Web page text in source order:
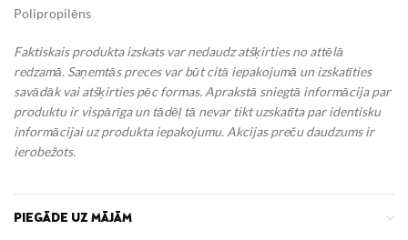
Polipropilēns
Faktiskais produkta izskats var nedaudz atšķirties no attēlā
redzamā. Saņemtās preces var būt citā iepakojumā un izskatīties
savādāk vai atšķirties pēc formas. Aprakstā sniegtā informācija par
produktu ir vispārīga un tādēļ tā nevar tikt uzskatīta par identisku
informācijai uz produkta iepakojumu. Akcijas preču daudzums ir
ierobežots.
PIEGĀDE UZ MĀJĀM